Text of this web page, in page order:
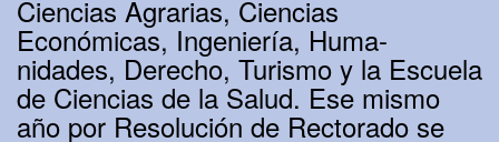
Ciencias Agrarias, Ciencias
Económicas, Ingeniería, Huma-
nidades, Derecho, Turismo y la Escuela
de Ciencias de la Salud. Ese mismo
año por Resolución de Rectorado se